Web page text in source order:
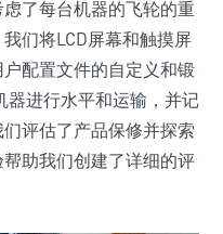
了每台机器的飞轮的重
们将LCD屏幕和触摸屏
配置文件的自定义和锻
器进行水平和运输，并记
评估了产品保修并探索
助我们创建了详细的评